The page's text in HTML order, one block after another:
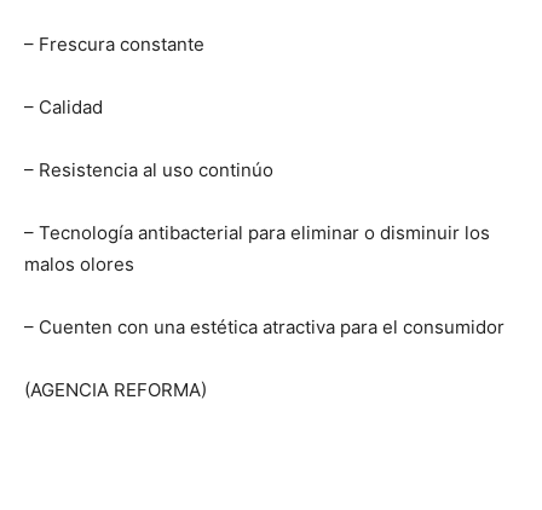
– Frescura constante
– Calidad
– Resistencia al uso continúo
– Tecnología antibacterial para eliminar o disminuir los
malos olores
– Cuenten con una estética atractiva para el consumidor
(AGENCIA REFORMA)